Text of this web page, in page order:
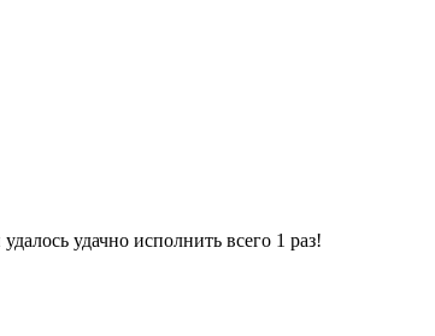
удачно исполнить всего 1 раз!